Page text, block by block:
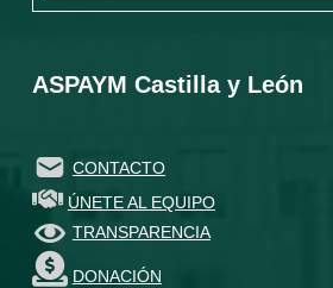
ASPAYM Castilla y León
CONTACTO
ÚNETE AL EQUIPO
TRANSPARENCIA
DONACIÓN